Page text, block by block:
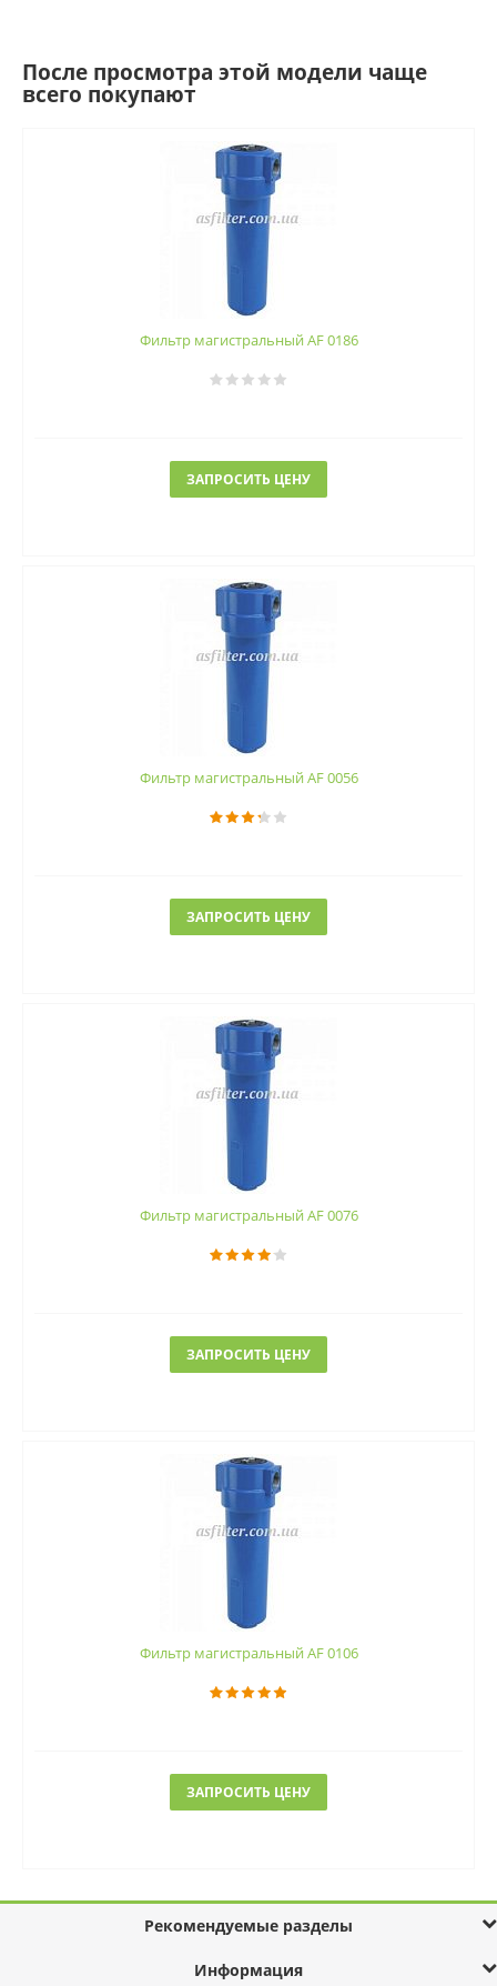
После просмотра этой модели чаще
всего покупают
Фильтр магистральный AF 0186
ЗАПРОСИТЬ ЦЕНУ
Фильтр магистральный AF 0056
ЗАПРОСИТЬ ЦЕНУ
Фильтр магистральный AF 0076
ЗАПРОСИТЬ ЦЕНУ
Фильтр магистральный AF 0106
ЗАПРОСИТЬ ЦЕНУ
Рекомендуемые разделы
Информация